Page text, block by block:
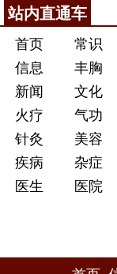
站内直通车
首页 常识
信息
丰胸
新闻
文化
火疗
气功
针灸
美容
疾病
杂症
医生
医院